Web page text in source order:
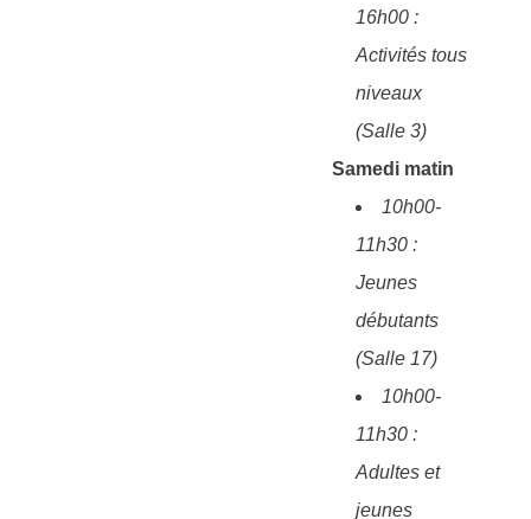
16h00 :
Activités tous
niveaux
(Salle 3)
Samedi matin
10h00-
11h30 :
Jeunes
débutants
(Salle 17)
10h00-
11h30 :
Adultes et
jeunes